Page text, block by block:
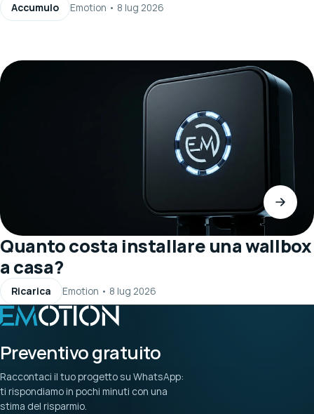
Accumulo Emotion • 8 lug 2026
Quanto costa installare una wallbox
a casa?
Ricarica Emotion • 8 lug 2026
Preventivo gratuito
Raccontaci il tuo progetto su WhatsApp:
ti rispondiamo in pochi minuti con una
stima del risparmio.